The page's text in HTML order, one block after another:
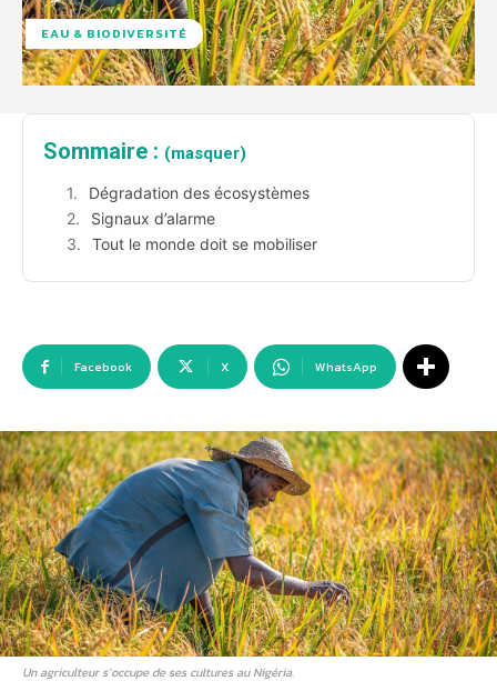
EAU & BIODIVERSITÉ
Sommaire : (masquer)
Dégradation des écosystèmes
Signaux d’alarme
Tout le monde doit se mobiliser
Facebook X WhatsApp
Un agriculteur s’occupe de ses cultures au Nigéria.